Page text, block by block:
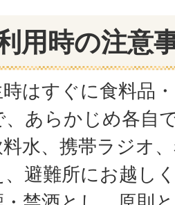
用時の注意
はすぐに食料品
あらかじめ各自
水、携帯ラジオ
避難所にお越し